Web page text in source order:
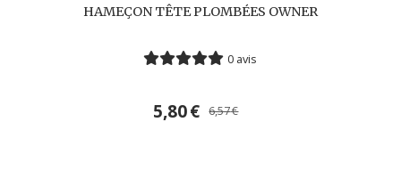
HAMEÇON TÊTE PLOMBÉES OWNER
0 avis
5,80€ 6,57€